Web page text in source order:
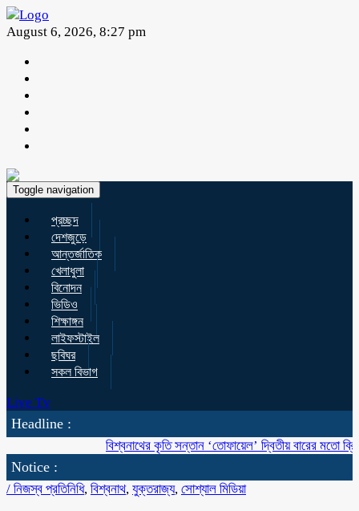
August 6, 2026, 8:27 pm
Toggle navigation
প্রচ্ছদ
দেশজুড়ে
আন্তর্জাতিক
খেলাধুলা
বিনোদন
ভিডিও
শিক্ষাঙ্গন
লাইফস্টাইল
ছবিঘর
সকল বিভাগ
Live Tv
Headline :
বিশ্বনাথের কৃতি সন্তান ‘তোফায়েল’ দ্বিতীয় বারের মতো ব্রিটিশ
Notice :
/ নিজস্ব প্রতিনিধি, বিশ্বনাথ, যুক্তরাজ্য, সোশ্যাল মিডিয়া